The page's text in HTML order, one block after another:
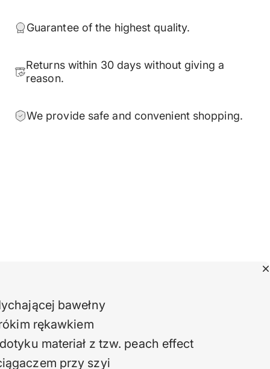
Guarantee of the highest quality.
Returns within 30 days without giving a
reason.
We provide safe and convenient shopping.
bawełny
rękawkiem
materiał z tzw. peach effect
przy szyi